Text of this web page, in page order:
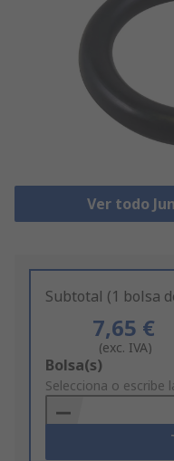
Ver todo
Subtotal (1 bolsa
7,65 €
(exc. IVA)
Add
to
Basket
Bolsa(s)
Selecciona o escribe